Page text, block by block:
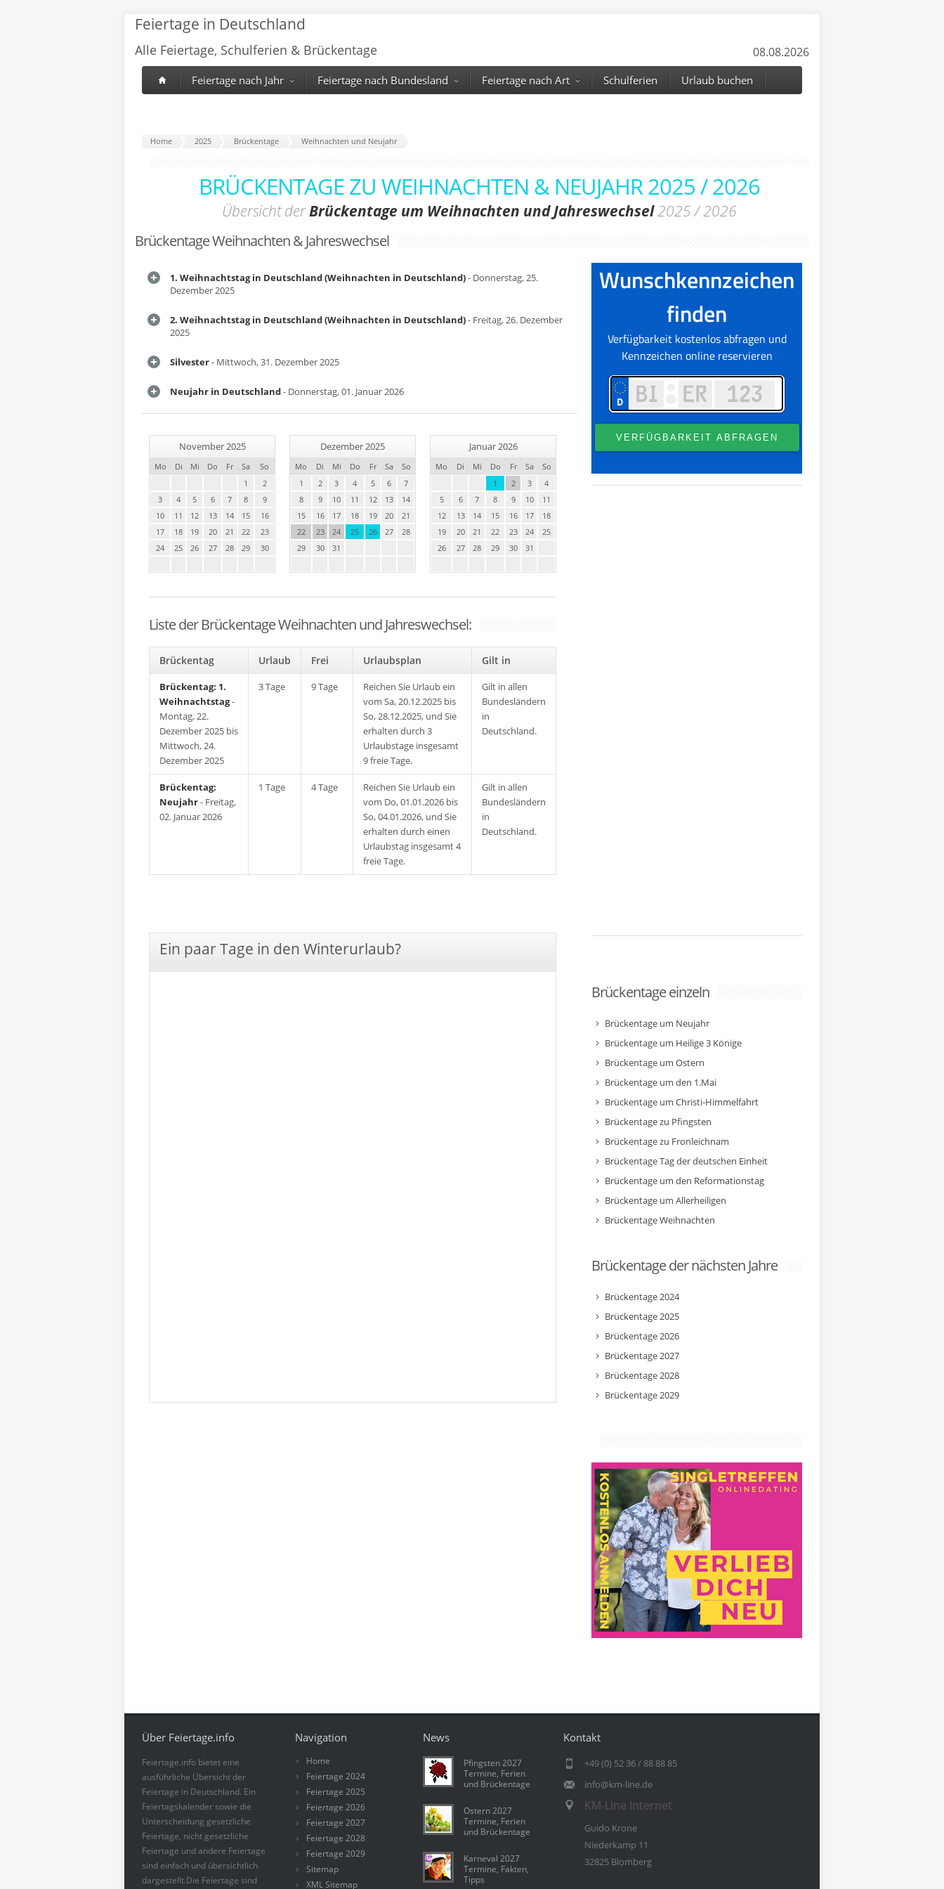
Feiertage in Deutschland
Alle Feiertage, Schulferien & Brückentage 08.08.2026
Feiertage nach Jahr Feiertage nach Bundesland Feiertage nach Art Schulferien Urlaub buchen
Home 2025 Brückentage Weihnachten und Neujahr
BRÜCKENTAGE ZU WEIHNACHTEN & NEUJAHR 2025 / 2026
Übersicht derBrückentage um Weihnachten und Jahreswechsel2025 / 2026
Brückentage Weihnachten & Jahreswechsel
1. Weihnachtstag in Deutschland (Weihnachten in Deutschland)- Donnerstag, 25.
Dezember 2025
2. Weihnachtstag in Deutschland (Weihnachten in Deutschland)- Freitag, 26. Dezember
2025
Silvester- Mittwoch, 31. Dezember 2025
Neujahr in Deutschland- Donnerstag, 01. Januar 2026
November 2025
Mo Di Mi Do Fr Sa
So
1
2
3
4 5 6 7 8
9
10
11 12 13 14 15
16
17
18 19 20 21 22
23
24
25 26 27 28 29 30
Dezember 2025
Mo Di Mi Do Fr Sa
So
1
2 3 4 5 6
7
8
9 10 11 12 13
14
15
16 17 18 19 20
21
22
23 24 25 26 27
28
29
30 31
Januar 2026
Mo Di Mi Do Fr Sa
So
1
2 3
4
5
6 7 8 9 10
11
12
13 14 15 16 17
18
19
20 21 22 23 24
25
26
27 28 29 30 31
Liste der Brückentage Weihnachten und Jahreswechsel:
Brückentag Urlaub Frei Urlaubsplan Gilt in
Brückentag: 1.
Weihnachtstag-
Montag, 22.
Dezember 2025 bis
Mittwoch, 24.
Dezember 2025
3 Tage 9 Tage
Reichen Sie Urlaub ein
vom Sa, 20.12.2025 bis
So, 28.12.2025, und Sie
erhalten durch 3
Urlaubstage insgesamt
9 freie Tage.
Gilt in allen
Bundesländern
in
Deutschland.
Brückentag:
Neujahr- Freitag,
02. Januar 2026
1 Tage 4 Tage
Reichen Sie Urlaub ein
vom Do, 01.01.2026 bis
So, 04.01.2026, und Sie
erhalten durch einen
Urlaubstag insgesamt 4
freie Tage.
Gilt in allen
Bundesländern
in
Deutschland.
Ein paar Tage in den Winterurlaub?
Brückentage einzeln
Brückentage um Neujahr
Brückentage um Heilige 3 Könige
Brückentage um Ostern
Brückentage um den 1.Mai
Brückentage um Christi-Himmelfahrt
Brückentage zu Pfingsten
Brückentage zu Fronleichnam
Brückentage Tag der deutschen Einheit
Brückentage um den Reformationstag
Brückentage um Allerheiligen
Brückentage Weihnachten
Brückentage der nächsten Jahre
Brückentage 2024
Brückentage 2025
Brückentage 2026
Brückentage 2027
Brückentage 2028
Brückentage 2029
Über Feiertage.info
Feiertage.info bietet eine
ausführliche Übersicht der
Feiertage in Deutschland. Ein
Feiertagskalender sowie die
Unterscheidung gesetzliche
Feiertage, nicht gesetzliche
Feiertage und andere Feiertage
sind einfach und übersichtlich
dargestellt.Die Feiertage sind
Navigation
Home
Feiertage 2024
Feiertage 2025
Feiertage 2026
Feiertage 2027
Feiertage 2028
Feiertage 2029
Sitemap
XML Sitemap
News
Pfingsten 2027
Termine, Ferien
und Brückentage
Ostern 2027
Termine, Ferien
und Brückentage
Karneval 2027
Termine, Fakten,
Tipps
Kontakt
+49 (0) 52 36 / 88 88 85
info@km-line.de
KM-Line Internet
Guido Krone
Niederkamp 11
32825 Blomberg